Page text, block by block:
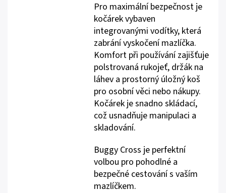
Pro maximální bezpečnost je
kočárek vybaven
integrovanými vodítky, která
zabrání vyskočení mazlíčka.
Komfort při používání zajišťuje
polstrovaná rukojeť, držák na
láhev a prostorný úložný koš
pro osobní věci nebo nákupy.
Kočárek je snadno skládací,
což usnadňuje manipulaci a
skladování.
Buggy Cross je perfektní
volbou pro pohodlné a
bezpečné cestování s vaším
mazlíčkem.